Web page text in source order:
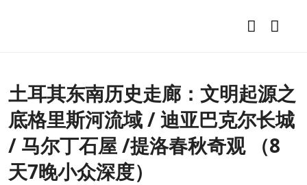
土耳其东南历史走廊：文明起源之
底格里斯河流域 / 迪亚巴克尔长城
/ 马尔丁石屋 /提洛春秋奇观 （8
天7晚小众深度）